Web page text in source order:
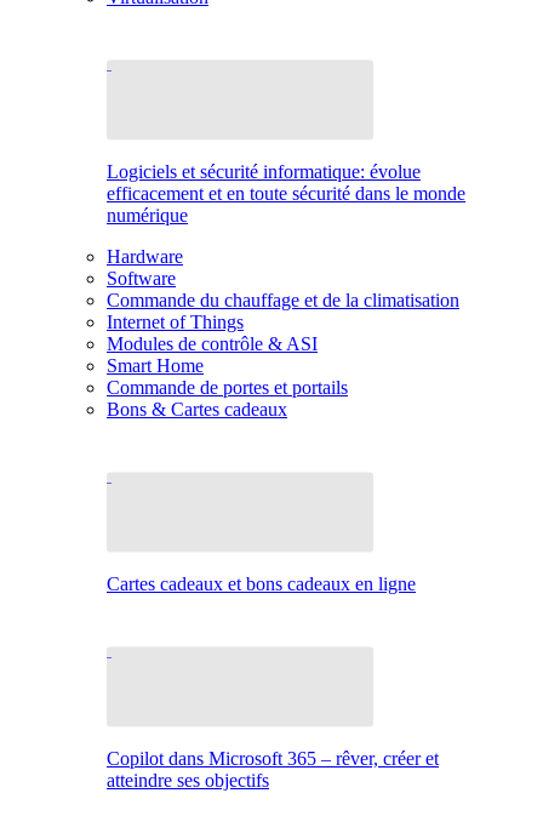
Logiciels et sécurité informatique: évolue
efficacement et en toute sécurité dans le monde
numérique
Hardware
Software
Commande du chauffage et de la climatisation
Internet of Things
Modules de contrôle & ASI
Smart Home
Commande de portes et portails
Bons & Cartes cadeaux
Cartes cadeaux et bons cadeaux en ligne
Copilot dans Microsoft 365 – rêver, créer et
atteindre ses objectifs